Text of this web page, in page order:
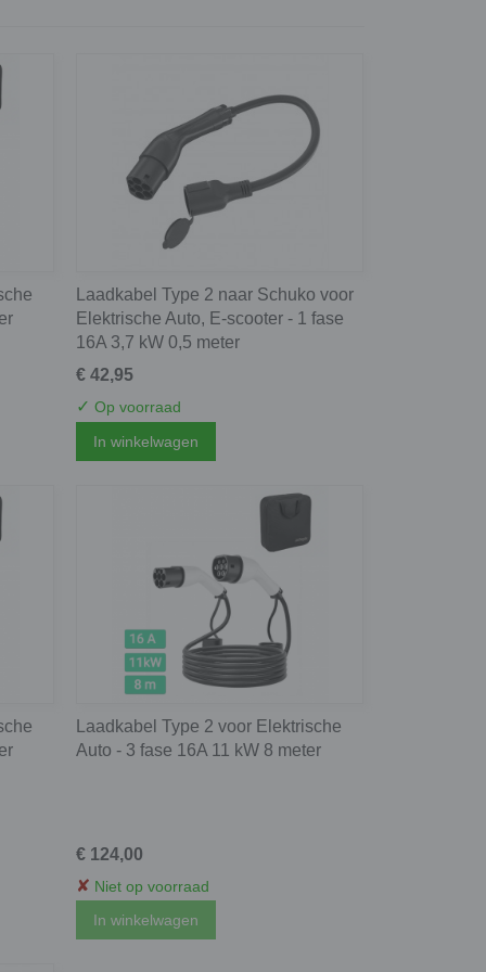
Laadkabel Type 2 naar Schuko voor
Elektrische Auto, E-scooter - 1 fase
16A 3,7 kW 0,5 meter
€ 42,95
✓ Op voorraad
In winkelwagen
Laadkabel Type 2 voor Elektrische
Auto - 3 fase 16A 11 kW 8 meter
€ 124,00
✘ Niet op voorraad
In winkelwagen